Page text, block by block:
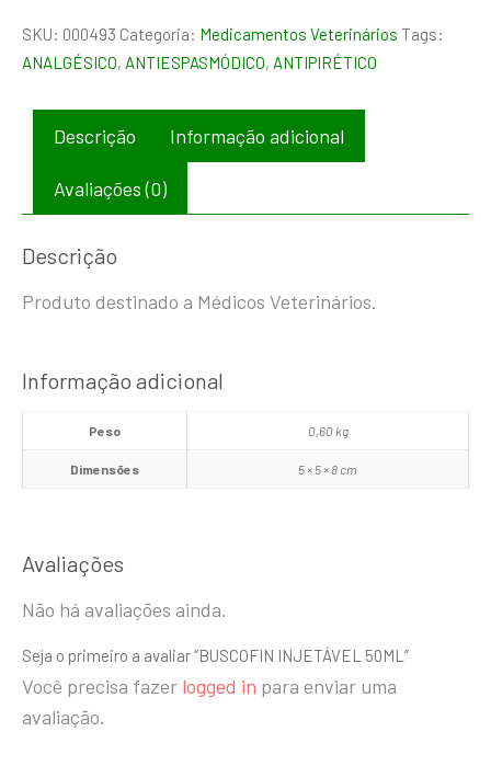
SKU: 000493 Categoria: Medicamentos Veterinários Tags:
ANALGÉSICO, ANTIESPASMÓDICO, ANTIPIRÉTICO
Descrição Informação adicional
Avaliações (0)
Descrição
Produto destinado a Médicos Veterinários.
Informação adicional
Peso 0,60 kg
Dimensões 5 × 5 × 8 cm
Avaliações
Não há avaliações ainda.
Seja o primeiro a avaliar “BUSCOFIN INJETÁVEL 50ML”
Você precisa fazer logged in para enviar uma
avaliação.